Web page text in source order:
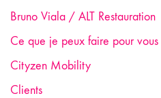
Bruno Viala / ALT Restauration
Ce que je peux faire pour vous
Cityzen Mobility
Clients